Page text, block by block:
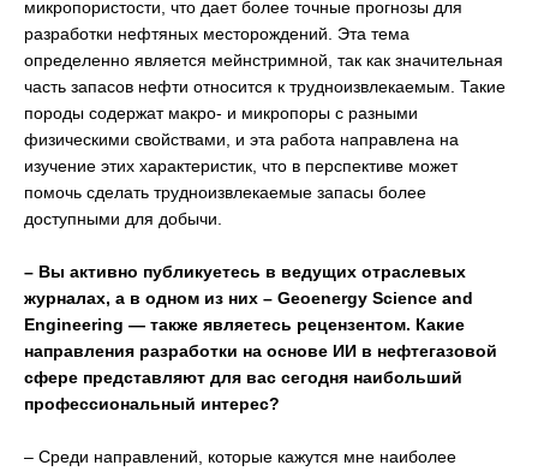
микропористости, что дает более точные прогнозы для
разработки нефтяных месторождений. Эта тема
определенно является мейнстримной, так как значительная
часть запасов нефти относится к трудноизвлекаемым. Такие
породы содержат макро- и микропоры с разными
физическими свойствами, и эта работа направлена на
изучение этих характеристик, что в перспективе может
помочь сделать трудноизвлекаемые запасы более
доступными для добычи.
– Вы активно публикуетесь в ведущих отраслевых
журналах, а в одном из них – Geoenergy Science and
Engineering — также являетесь рецензентом. Какие
направления разработки на основе ИИ в нефтегазовой
сфере представляют для вас сегодня наибольший
профессиональный интерес?
– Среди направлений, которые кажутся мне наиболее